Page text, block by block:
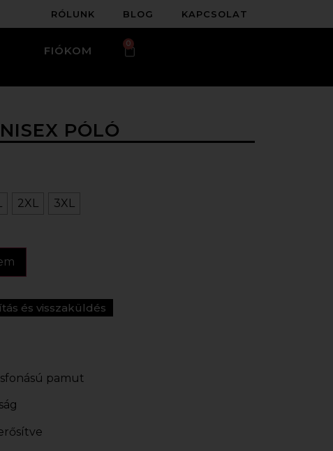
RÓLUNK BLOG KAPCSOLAT
FIÓKOM
0
PÓLÓ
2XL 3XL
és visszaküldés
pamut